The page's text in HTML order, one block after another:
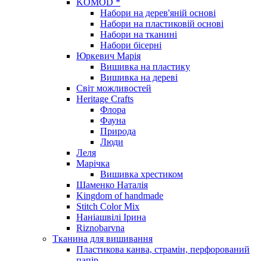
Набори на дерев'яній основі
Набори на пластиковій основі
Набори на тканині
Набори бісерні
Юркевич Марія
Вишивка на пластику
Вишивка на дереві
Світ можливостей
Heritage Crafts
Флора
Фауна
Природа
Люди
Леля
Марічка
Вишивка хрестиком
Шаменко Наталія
Kingdom of handmade
Stitch Color Mix
Наніашвілі Ірина
Riznobarvna
Тканина для вишивання
Пластикова канва, страмін, перфорований